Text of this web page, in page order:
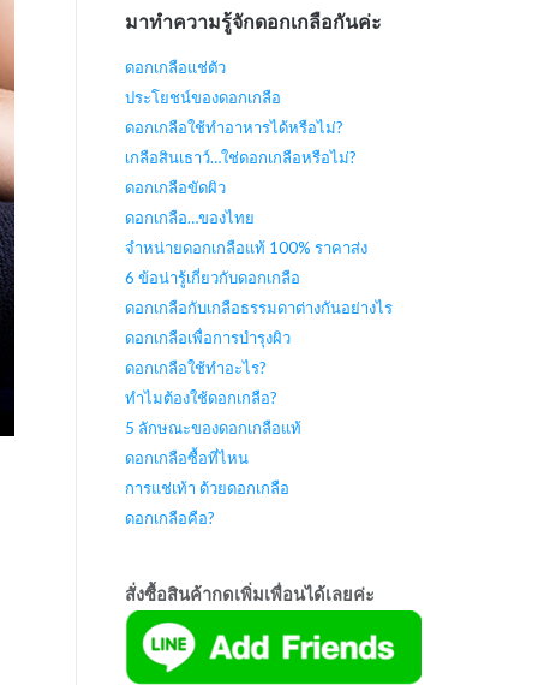
มาทำความรู้จักดอกเกลือกันค่ะ
ดอกเกลือแช่ตัว
ประโยชน์ของดอกเกลือ
ดอกเกลือใช้ทำอาหารได้หรือไม่?
เกลือสินเธาว์…ใช่ดอกเกลือหรือไม่?
ดอกเกลือขัดผิว
ดอกเกลือ…ของไทย
จำหน่ายดอกเกลือแท้ 100% ราคาส่ง
6 ข้อน่ารู้เกี่ยวกับดอกเกลือ
ดอกเกลือกับเกลือธรรมดาต่างกันอย่างไร
ดอกเกลือเพื่อการบำรุงผิว
ดอกเกลือใช้ทำอะไร?
ทำไมต้องใช้ดอกเกลือ?
5 ลักษณะของดอกเกลือแท้
ดอกเกลือซื้อที่ไหน
การแช่เท้า ด้วยดอกเกลือ
ดอกเกลือคือ?
สั่งซื้อสินค้ากดเพิ่มเพื่อนได้เลยค่ะ